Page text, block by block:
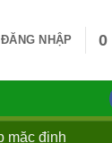
ĐĂNG NHẬP 0